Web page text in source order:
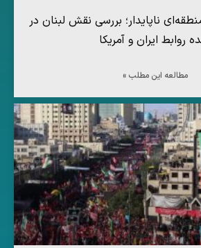
ناپایدار؛ بررسی نقش لبنان در
روابط ایران و آمریکا
مطالعه این مطلب »